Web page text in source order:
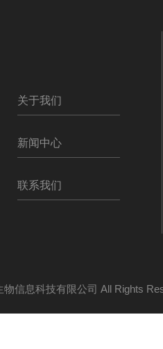
关于我们
新闻中心
联系我们
物信息科技有限公司 All Rights